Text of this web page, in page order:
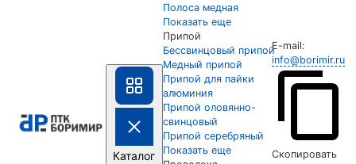
Каталог
Полоса медная
Показать еще
Припой
Бессвинцовый припой
Медный припой
Припой для пайки
алюминия
Припой оловянно-
свинцовый
Припой серебряный
Показать еще
E-mail:
info@borimir.ru
Скопировать